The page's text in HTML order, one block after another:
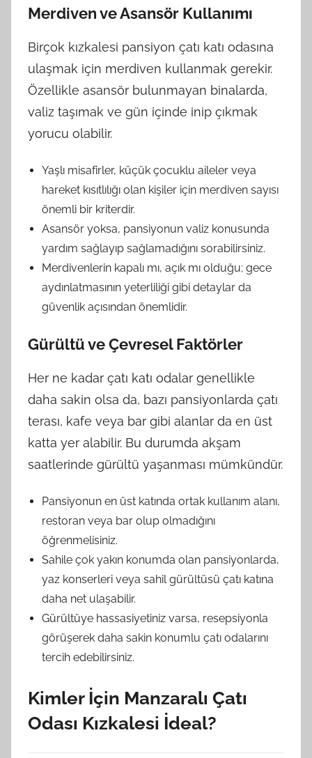
Merdiven ve Asansör Kullanımı
Birçok kızkalesi pansiyon çatı katı odasına
ulaşmak için merdiven kullanmak gerekir.
Özellikle asansör bulunmayan binalarda,
valiz taşımak ve gün içinde inip çıkmak
yorucu olabilir.
Yaşlı misafirler, küçük çocuklu aileler veya
hareket kısıtlılığı olan kişiler için merdiven sayısı
önemli bir kriterdir.
Asansör yoksa, pansiyonun valiz konusunda
yardım sağlayıp sağlamadığını sorabilirsiniz.
Merdivenlerin kapalı mı, açık mı olduğu; gece
aydınlatmasının yeterliliği gibi detaylar da
güvenlik açısından önemlidir.
Gürültü ve Çevresel Faktörler
Her ne kadar çatı katı odalar genellikle
daha sakin olsa da, bazı pansiyonlarda çatı
terası, kafe veya bar gibi alanlar da en üst
katta yer alabilir. Bu durumda akşam
saatlerinde gürültü yaşanması mümkündür.
Pansiyonun en üst katında ortak kullanım alanı,
restoran veya bar olup olmadığını
öğrenmelisiniz.
Sahile çok yakın konumda olan pansiyonlarda,
yaz konserleri veya sahil gürültüsü çatı katına
daha net ulaşabilir.
Gürültüye hassasiyetiniz varsa, resepsiyonla
görüşerek daha sakin konumlu çatı odalarını
tercih edebilirsiniz.
Kimler İçin Manzaralı Çatı
Odası Kızkalesi İdeal?